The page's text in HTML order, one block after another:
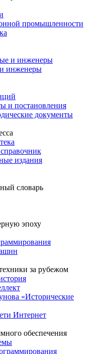
промышленности
и инженеры
инженеры
и постановления
документы
издания
словарь
эпоху
за рубежом
«Исторические
Интернет
обеспечения